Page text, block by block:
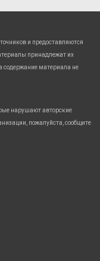
и предоставляются
принадлежат их
содержание материала не
нарушают авторские
пожалуйста, сообщите